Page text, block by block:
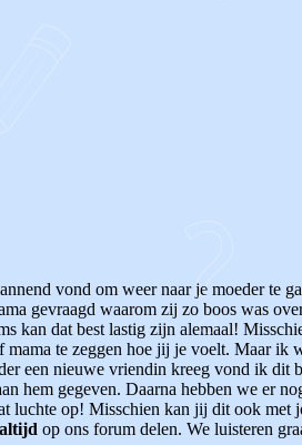
vond om weer naar je moeder te
gevraagd waarom zij zo boos was
kan dat best lastig zijn alemaal!
mama te zeggen hoe jij je voelt. Maar
een nieuwe vriendin kreeg vond ik
hem gegeven. Daarna hebben we er
luchte op! Misschien kan jij dit ook
altijd op ons forum delen. We luisteren